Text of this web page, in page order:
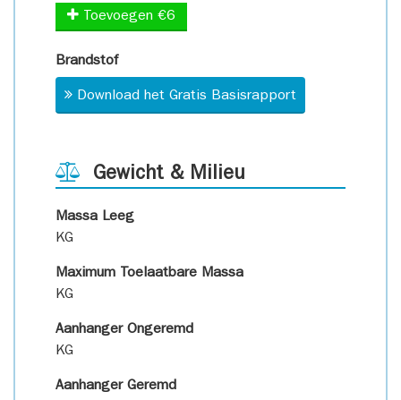
Toevoegen €6
Brandstof
Download het Gratis Basisrapport
Gewicht & Milieu
Massa Leeg
KG
Maximum Toelaatbare Massa
KG
Aanhanger Ongeremd
KG
Aanhanger Geremd